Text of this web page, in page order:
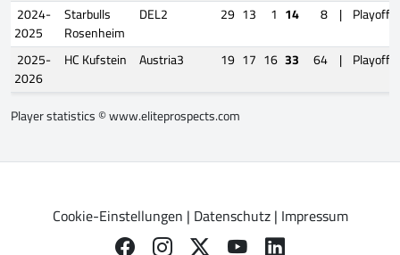
2024-
2025
Starbulls
Rosenheim
DEL2 29 13 1 14 8 | Playoffs
2025-
2026
HC Kufstein Austria3 19 17 16 33 64 | Playoffs
Player statistics ©www.eliteprospects.com
Cookie-Einstellungen | Datenschutz| Impressum